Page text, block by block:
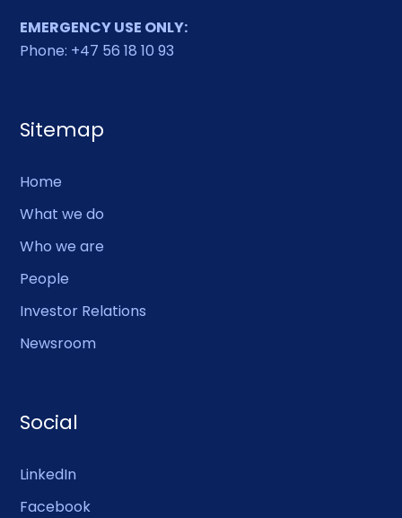
EMERGENCY USE ONLY:
Phone: +47 56 18 10 93
Sitemap
Home
What we do
Who we are
People
Investor Relations
Newsroom
Social
LinkedIn
Facebook